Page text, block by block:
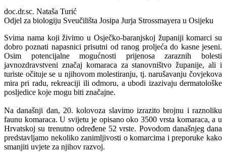
doc.dr.sc. Nataša Turić
Odjel za biologiju Sveučilišta Josipa Jurja Strossmayera u Osijeku
Svima nama koji živimo u Osječko-baranjskoj županiji komarci su
dobro poznati napasnici prisutni od ranog proljeća do kasne jeseni.
Osim potencijalne mogućnosti prijenosa zaraznih bolesti
javnozdravstveni značaj komaraca za stanovništvo županije, ali i
turiste očituje se u njihovom molestiranju, tj. narušavanju čovjekova
mira pri radu, rekreaciji ili odmoru, a ubodi izazivaju dermatološke
posljedice koje mogu biti značajne.
Na današnji dan, 20. kolovoza slavimo izrazito brojnu i raznoliku
faunu komaraca. U svijetu je opisano oko 3500 vrsta komaraca, a u
Hrvatskoj su trenutno određene 52 vrste. Povodom današnjeg dana
predstavljamo nekoliko zanimljivosti o komarcima i preporuke kako
smanjiti uvjete za njihov razvoj.